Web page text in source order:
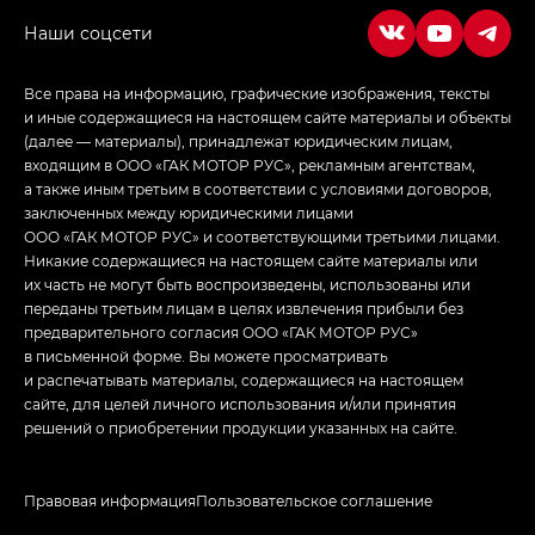
Все права на информацию, графические изображения, тексты
и иные содержащиеся на настоящем сайте материалы и объекты
(далее — материалы), принадлежат юридическим лицам,
входящим в ООО «ГАК МОТОР РУС», рекламным агентствам,
а также иным третьим в соответствии с условиями договоров,
заключенных между юридическими лицами
ООО «ГАК МОТОР РУС» и соответствующими третьими лицами.
Никакие содержащиеся на настоящем сайте материалы или
их часть не могут быть воспроизведены, использованы или
переданы третьим лицам в целях извлечения прибыли без
предварительного согласия ООО «ГАК МОТОР РУС»
в письменной форме. Вы можете просматривать
и распечатывать материалы, содержащиеся на настоящем
сайте, для целей личного использования и/или принятия
решений о приобретении продукции указанных на сайте.
Правовая информацияПользовательское соглашение